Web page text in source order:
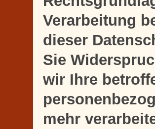
Verarbeitung
dieser
Sie
wir Ihre
mehr